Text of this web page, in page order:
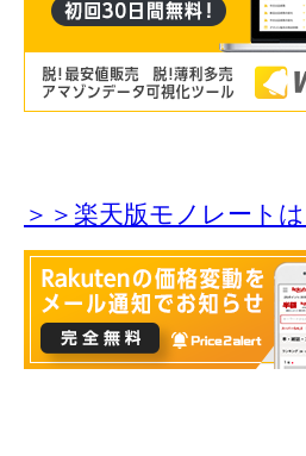
＞＞楽天版モノレート